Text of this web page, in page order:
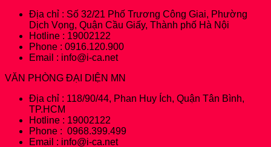
Địa chỉ : Số 32/21 Phố Trương Công Giai, Phường
Dịch Vọng, Quận Cầu Giấy, Thành phố Hà Nội
Hotline : 19002122
Phone : 0916.120.900
Email : info@i-ca.net
VĂN PHÒNG ĐẠI DIỆN MN
Địa chỉ : 118/90/44, Phan Huy Ích, Quận Tân Bình,
TP.HCM
Hotline : 19002122
Phone : 0968.399.499
Email : info@i-ca.net